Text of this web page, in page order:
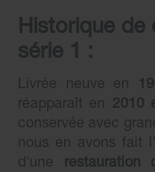
Historique de
série 1 :
Livrée neuve en
réapparaît en 2010
conservée avec
nous en avons fait
d'une restauration